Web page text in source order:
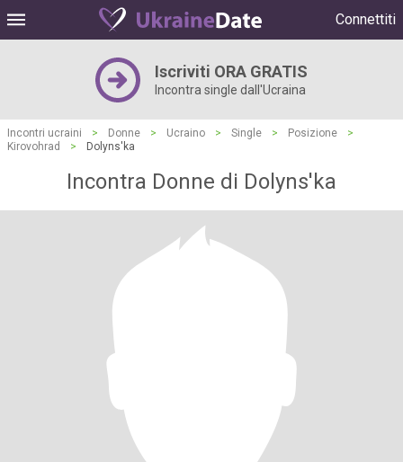
Connettiti
Iscriviti ORA GRATIS
Incontra single dall'Ucraina
Incontri ucraini > Donne > Ucraino > Single > Posizione
>
Kirovohrad
> Dolyns'ka
Incontra Donne di Dolyns'ka